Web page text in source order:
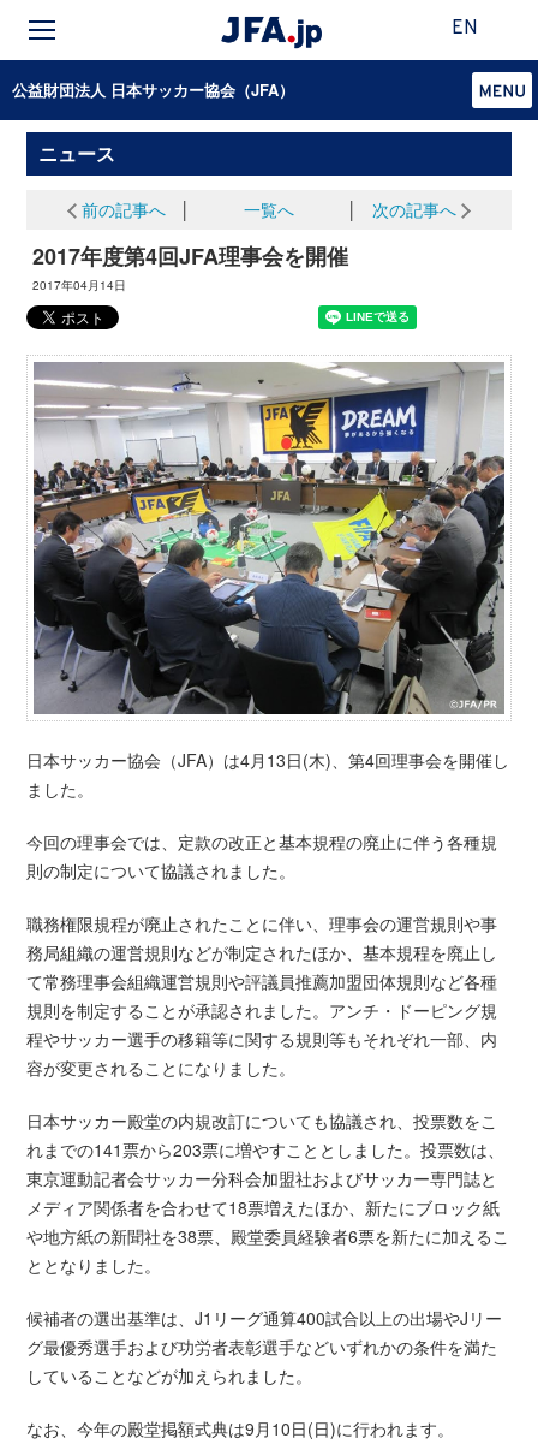
EN
公益財団法人 日本サッカー協会（JFA）
ニュース
前の記事へ 一覧へ 次の記事へ
2017年度第4回JFA理事会を開催
2017年04月14日
日本サッカー協会（JFA）は4月13日(木)、第4回理事会を開催し
ました。
今回の理事会では、定款の改正と基本規程の廃止に伴う各種規
則の制定について協議されました。
職務権限規程が廃止されたことに伴い、理事会の運営規則や事
務局組織の運営規則などが制定されたほか、基本規程を廃止し
て常務理事会組織運営規則や評議員推薦加盟団体規則など各種
規則を制定することが承認されました。アンチ・ドーピング規
程やサッカー選手の移籍等に関する規則等もそれぞれ一部、内
容が変更されることになりました。
日本サッカー殿堂の内規改訂についても協議され、投票数をこ
れまでの141票から203票に増やすこととしました。投票数は、
東京運動記者会サッカー分科会加盟社およびサッカー専門誌と
メディア関係者を合わせて18票増えたほか、新たにブロック紙
や地方紙の新聞社を38票、殿堂委員経験者6票を新たに加えるこ
ととなりました。
候補者の選出基準は、J1リーグ通算400試合以上の出場やJリー
グ最優秀選手および功労者表彰選手などいずれかの条件を満た
していることなどが加えられました。
なお、今年の殿堂掲額式典は9月10日(日)に行われます。